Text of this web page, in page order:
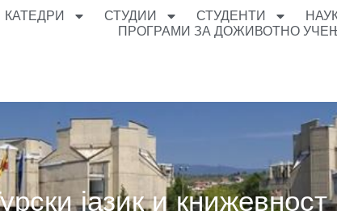
КАТЕДРИ СТУДИИ СТУДЕНТИ
ПРОГРАМИ ЗА ДОЖИВОТНО
јазик и книжевност